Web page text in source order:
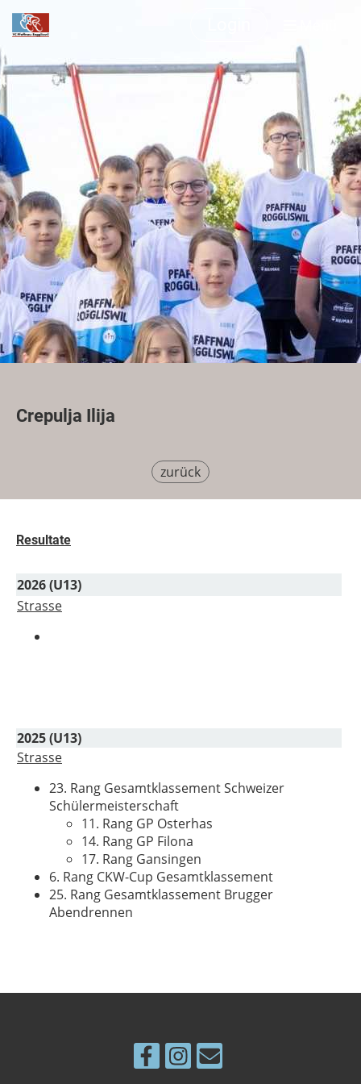
Crepulja Ilija
zurück
Resultate
2026 (U13)
Strasse
2025 (U13)
Strasse
23. Rang Gesamtklassement Schweizer
Schülermeisterschaft
11. Rang GP Osterhas
14. Rang GP Filona
17. Rang Gansingen
6. Rang CKW-Cup Gesamtklassement
25. Rang Gesamtklassement Brugger
Abendrennen